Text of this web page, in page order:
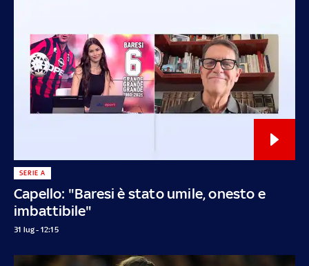
Capello: "Baresi è stato umile, onesto e
imbattibile"
SERIE A
31 lug - 12:15